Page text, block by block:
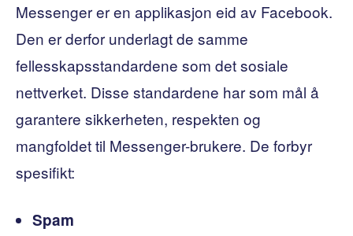
Messenger er en applikasjon eid av Facebook.
Den er derfor underlagt de samme
fellesskapsstandardene som det sosiale
nettverket. Disse standardene har som mål å
garantere sikkerheten, respekten og
mangfoldet til Messenger-brukere. De forbyr
spesifikt:
Spam